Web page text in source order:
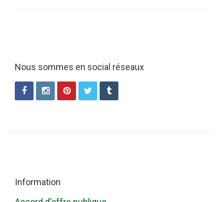
Nous sommes en social réseaux
Information